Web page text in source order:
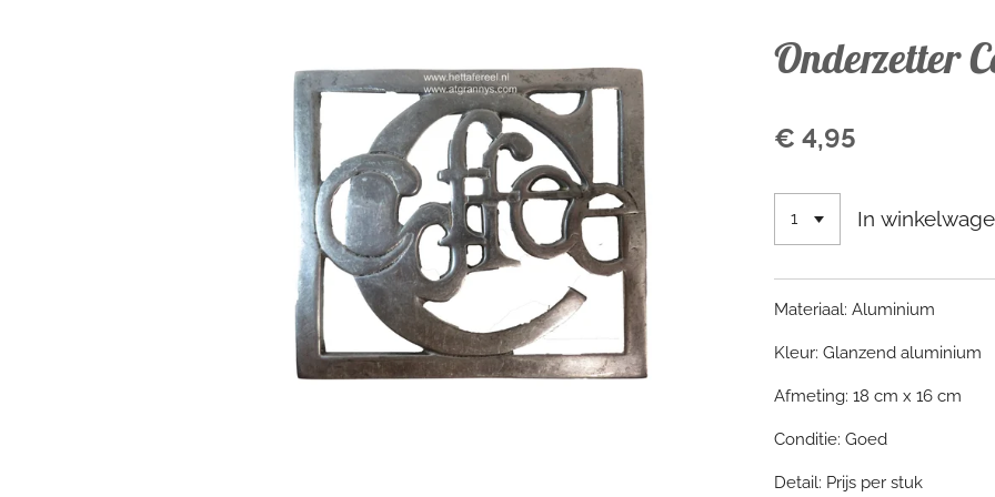
Onderzetter
€ 4,95
In
Materiaal: Aluminium
Kleur: Glanzend aluminium
Afmeting: 18 cm x 16 cm
Conditie: Goed
Detail: Prijs per stuk